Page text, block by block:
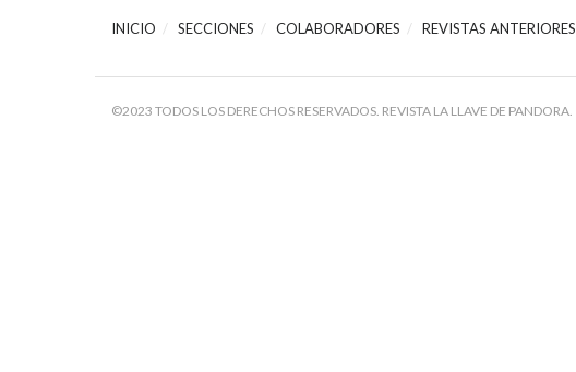
INICIO SECCIONES COLABORADORES REVISTAS ANTERIORES
©2023 TODOS LOS DERECHOS RESERVADOS. REVISTA LA LLAVE DE PANDORA.